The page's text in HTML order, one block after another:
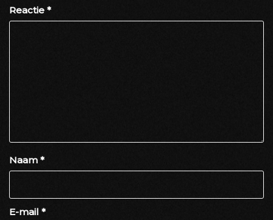
Reactie *
Naam *
E-mail *